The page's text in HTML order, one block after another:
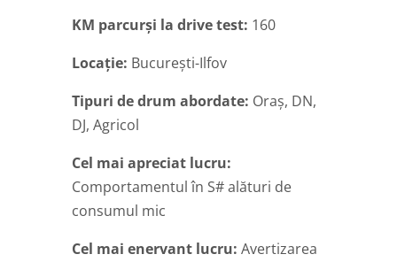
KM parcurși la drive test: 160
Locație: București-Ilfov
Tipuri de drum abordate: Oraș, DN,
DJ, Agricol
Cel mai apreciat lucru:
Comportamentul în S# alături de
consumul mic
Cel mai enervant lucru: Avertizarea